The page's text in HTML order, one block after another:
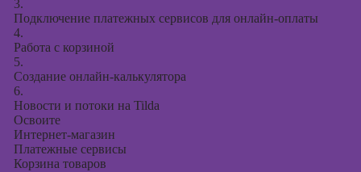
3.
Подключение платежных сервисов для онлайн-оплаты
4.
Работа с корзиной
5.
Создание онлайн-калькулятора
6.
Новости и потоки на Tilda
Освоите
Интернет-магазин
Платежные сервисы
Корзина товаров